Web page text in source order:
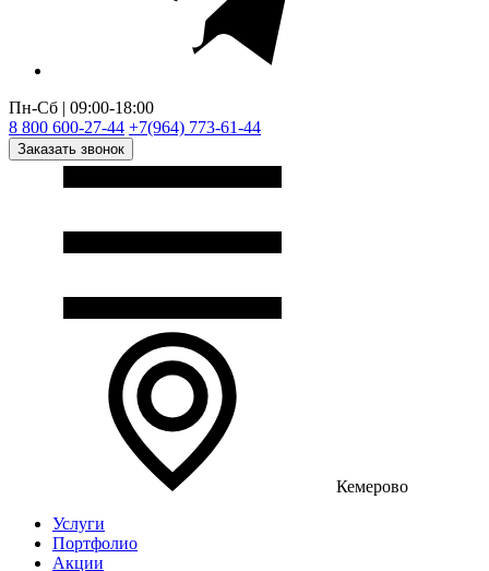
Пн-Сб | 09:00-18:00
8 800 600-27-44 +7(964) 773-61-44
Заказать звонок
Кемерово
Услуги
Портфолио
Акции